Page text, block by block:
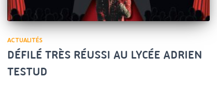
ACTUALITÉS
DÉFILÉ TRÈS RÉUSSI AU LYCÉE ADRIEN
TESTUD